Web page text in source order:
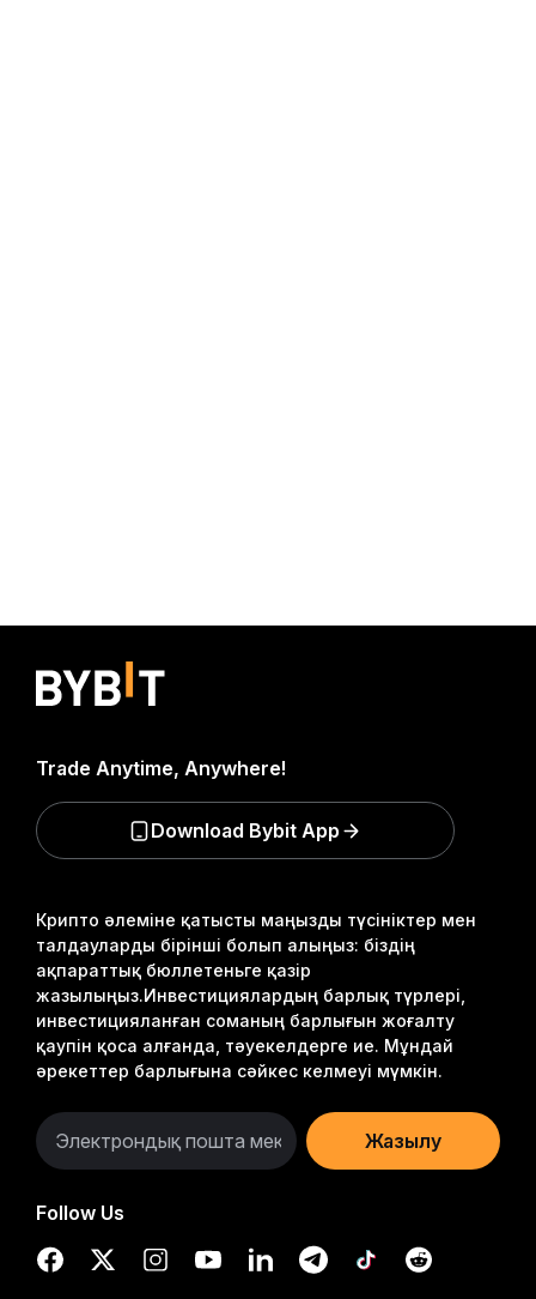
Крипто әлеміне қатысты маңызды түсініктер мен
талдауларды бірінші болып алыңыз: біздің
ақпараттық бюллетеньге қазір
жазылыңыз.Инвестициялардың барлық түрлері,
инвестицияланған соманың барлығын жоғалту
қаупін қоса алғанда, тәуекелдерге ие. Мұндай
әрекеттер барлығына сәйкес келмеуі мүмкін.
Жазылу
Follow Us
Trade Anytime, Anywhere!
Download Bybit App